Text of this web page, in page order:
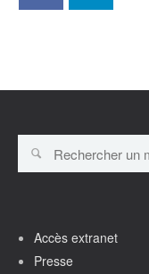
Accès extranet
Presse